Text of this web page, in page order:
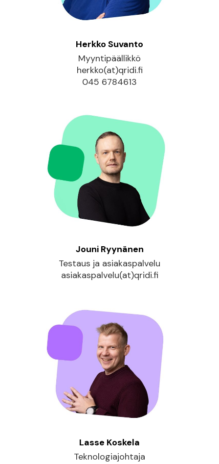
Herkko Suvanto
Myyntipäällikkö
herkko(at)qridi.fi
045 6784613
Jouni Ryynänen
Testaus ja asiakaspalvelu
asiakaspalvelu(at)qridi.fi
Lasse Koskela
Teknologiajohtaja